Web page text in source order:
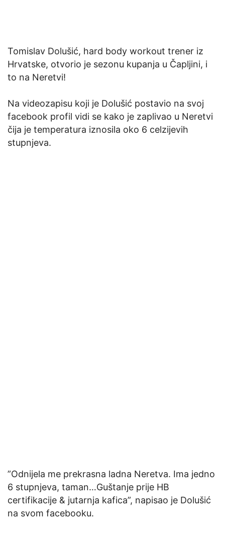
Tomislav Dolušić, hard body workout trener iz
Hrvatske, otvorio je sezonu kupanja u Čapljini, i
to na Neretvi!
Na videozapisu koji je Dolušić postavio na svoj
facebook profil vidi se kako je zaplivao u Neretvi
čija je temperatura iznosila oko 6 celzijevih
stupnjeva.
”Odnijela me prekrasna ladna Neretva. Ima jedno
6 stupnjeva, taman…Guštanje prije HB
certifikacije & jutarnja kafica”, napisao je Dolušić
na svom facebooku.